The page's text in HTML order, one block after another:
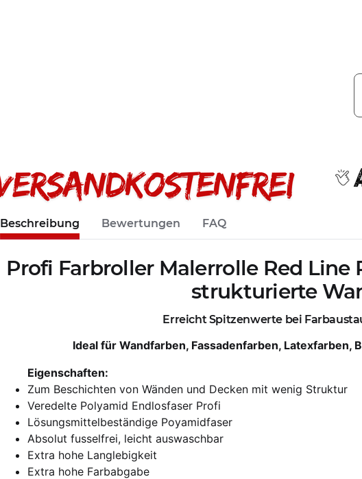
Beschreibung Bewertungen FAQ
Profi Farbroller Malerrolle Red
strukturierte
Erreicht Spitzenwerte bei
Ideal für Wandfarben, Fassadenfarben, Latexfarben,
Eigenschaften:
Zum Beschichten von Wänden und Decken mit wenig Struktur
Veredelte Polyamid Endlosfaser Profi
Lösungsmittelbeständige Poyamidfaser
Absolut fusselfrei, leicht auswaschbar
Extra hohe Langlebigkeit
Extra hohe Farbabgabe